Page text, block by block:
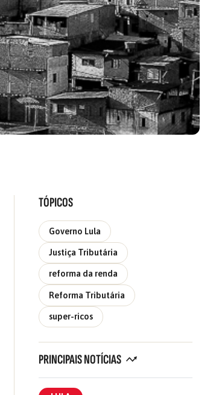
TÓPICOS
Governo Lula
Justiça Tributária
reforma da renda
Reforma Tributária
super-ricos
PRINCIPAIS NOTÍCIAS